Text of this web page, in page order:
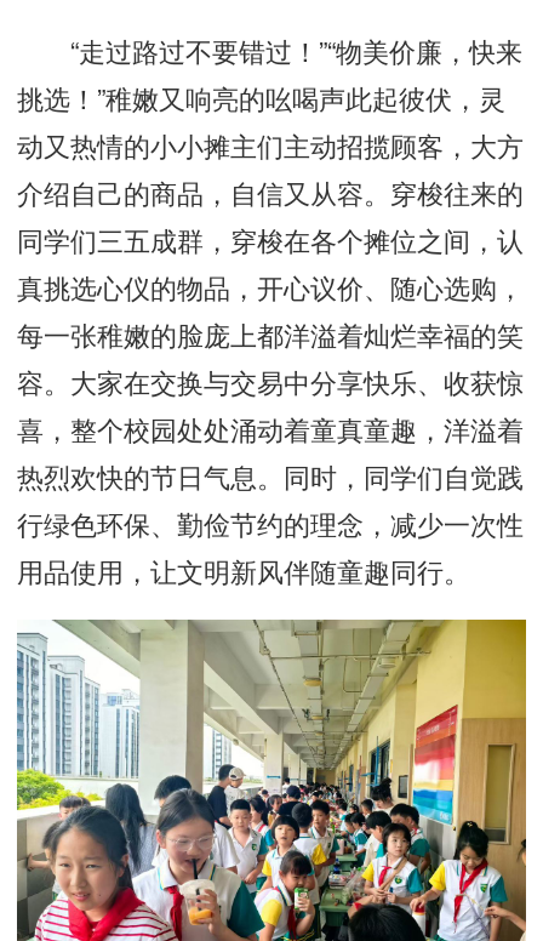
“走过路过不要错过！”“物美价廉，快来
挑选！”稚嫩又响亮的吆喝声此起彼伏，灵
动又热情的小小摊主们主动招揽顾客，大方
介绍自己的商品，自信又从容。穿梭往来的
同学们三五成群，穿梭在各个摊位之间，认
真挑选心仪的物品，开心议价、随心选购，
每一张稚嫩的脸庞上都洋溢着灿烂幸福的笑
容。大家在交换与交易中分享快乐、收获惊
喜，整个校园处处涌动着童真童趣，洋溢着
热烈欢快的节日气息。同时，同学们自觉践
行绿色环保、勤俭节约的理念，减少一次性
用品使用，让文明新风伴随童趣同行。